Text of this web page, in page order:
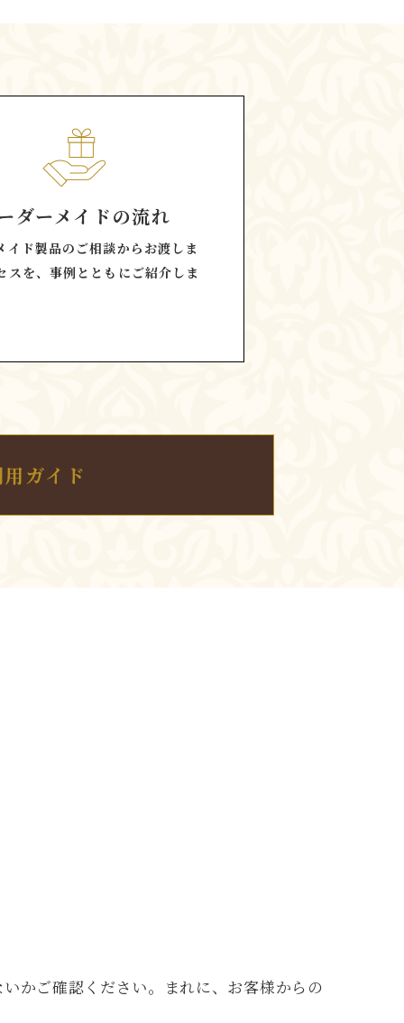
ダーメイドの流れ
イド製品のご相談からお渡しま
スを、事例とともにご紹介しま
ガイド
かご確認ください。まれに、お客様からの